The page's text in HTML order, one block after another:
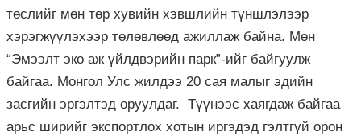
төслийг мөн төр хувийн хэвшлийн түншлэлээр
хэрэгжүүлэхээр төлөвлөөд ажиллаж байна. Мөн
“Эмээлт эко аж үйлдвэрийн парк”-ийг байгуулж
байгаа. Монгол Улс жилдээ 20 сая малыг эдийн
засгийн эргэлтэд оруулдаг. Түүнээс хаягдаж байгаа
арьс ширийг экспортлох хотын иргэдэд гэлтгүй орон